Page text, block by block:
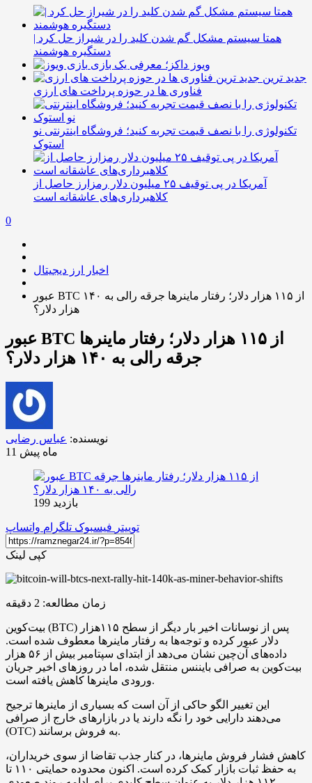
همتا سیستم مشکل گم شدن کلید را در شیراز حل کرد |
دستگیره هوشمند
ویوز داکز؛ معرفی یک بازی
جدید ترین
فناوری ها در حوزه پرداخت های ارزی
تکنولوژی را با نصف قیمت تجربه کنید؛ فروشگاه اینترنتی نو
استوک
آمریکا در پی توقیف ۲۵ میلیون دلار رمزارز حاصل از
کلاهبرداری‌های عاشقانه است
0
اخبار ارز دیجیتال
عبور BTC از ۱۱۵ هزار دلار؛ رفتار ماینرها جرقه رالی به ۱۴۰
هزار دلار؟
عبور BTC از ۱۱۵ هزار دلار؛ رفتار ماینرها
جرقه رالی به ۱۴۰ هزار دلار؟
نویسنده: عباس رضایی
11 ماه پیش
بازدید 199
توییتر فیسبوک تلگرام واتساپ
کپی لینک
زمان مطالعه: 2 دقیقه
بیت‌کوین (BTC) پس از نوسانات اخیر بار دیگر از سطح ۱۱۵هزار
دلار عبور کرده و توجه‌ها به رفتار ماینرها معطوف شده است.
داده‌های آن‌چین نشان می‌دهد از ابتدای سپتامبر بیش از ۵۶ هزار
بیت‌کوین به صرافی بایننس منتقل شده، اما در روزهای اخیر جریان
ورودی ماینرها کاهش یافته است.
این تغییر الگو حاکی از آن است که بسیاری از ماینرها ترجیح
می‌دهند دارایی خود را نگه دارند یا در بازارهای خارج از صرافی
(OTC) به فروش برسانند.
کاهش فشار فروش ماینرها، در کنار جذب تقاضا از سوی خریداران،
به حفظ ثبات بازار کمک کرده است. اکنون محدوده حمایتی ۱۱۰ تا